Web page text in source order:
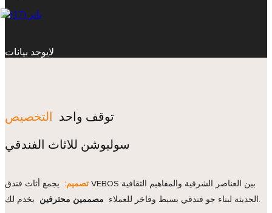
لايوجد بيانات
توقف واحد التخصيص
سوليوشن للاثاث الفندقي
تصميم:
يجمع أثاث فندق VEBOS بين العناصر الشرقية والمفاهيم الثقافية
الحديثة لبناء جو فندقي بسيط وفاخر للعملاء
مصممين محترفين يخدم لك.